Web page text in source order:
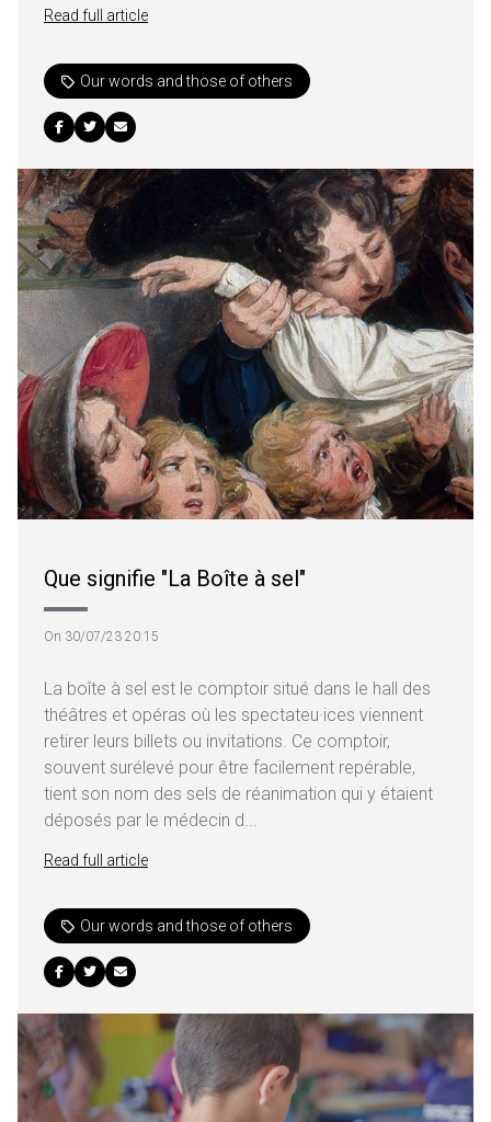
Read full article
Our words and those of others
Que signifie "La Boîte à sel"
On 30/07/23 20:15
La boîte à sel est le comptoir situé dans le hall des
théâtres et opéras où les spectateu·ices viennent
retirer leurs billets ou invitations. Ce comptoir,
souvent surélevé pour être facilement repérable,
tient son nom des sels de réanimation qui y étaient
déposés par le médecin d...
Read full article
Our words and those of others